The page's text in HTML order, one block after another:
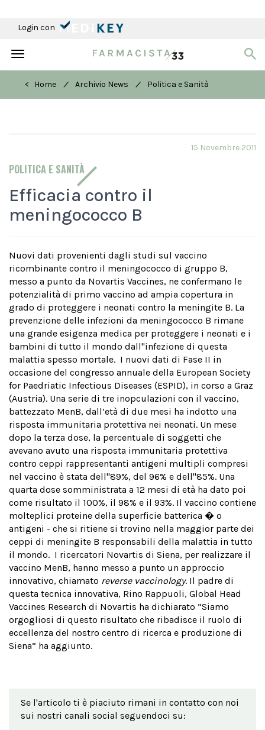
Login con
Toggle
< Home
/ Archivio News / Politica e Sanità
POLITICA E SANITÀ
15 Novembre 2011
Efficacia contro il
meningococco B
Nuovi dati provenienti dagli studi sul vaccino
ricombinante contro il meningococco di gruppo B,
messo a punto da Novartis Vaccines, ne confermano le
potenzialità di primo vaccino ad ampia copertura in
grado di proteggere i neonati contro la meningite B. La
prevenzione delle infezioni da meningococco B rimane
una grande esigenza medica per proteggere i neonati e i
bambini di tutto il mondo dall''infezione di questa
malattia spesso mortale. I nuovi dati di Fase II in
occasione del congresso annuale della European Society
for Paedriatic Infectious Diseases (ESPID), in corso a Graz
(Austria). Una serie di tre inopculazioni con il vaccino,
battezzato MenB, dall’età di due mesi ha indotto una
risposta immunitaria protettiva nei neonati. Un mese
dopo la terza dose, la percentuale di soggetti che
avevano avuto una risposta immunitaria protettiva
contro ceppi rappresentanti antigeni multipli compresi
nel vaccino è stata dell''89%, del 96% e dell''85%. Una
quarta dose somministrata a 12 mesi di età ha dato poi
come risultato il 100%, il 98% e il 93%. Il vaccino contiene
molteplici proteine della superficie batterica � o
antigeni - che si ritiene si trovino nella maggior parte dei
ceppi di meningite B responsabili della malattia in tutto
il mondo. I ricercatori Novartis di Siena, per realizzare il
vaccino MenB, hanno messo a punto un approccio
innovativo, chiamato reverse vaccinology. Il padre di
questa tecnica innovativa, Rino Rappuoli, Global Head
Vaccines Research di Novartis ha dichiarato “Siamo
orgogliosi di questo risultato che ribadisce il ruolo di
eccellenza del nostro centro di ricerca e produzione di
Siena” ha aggiunto.
Se l'articolo ti è piaciuto rimani in contatto con noi
sui nostri canali social seguendoci su: